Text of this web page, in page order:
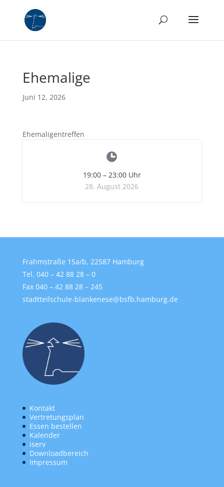
Ehemalige
Juni 12, 2026
Ehemaligentreffen
19:00– 23:00Uhr
28. August 2026
Frahmstraße 15a/b, 22587 Hamburg
Tel. 040 – 42 88 28 – 0
Fax 040 – 42 88 28 – 245
stadtteilschule-blankenese@bsfb.hamburg.de
Kontakt
Vertretungsplan
Essen bestellen
Kalender
iserv
Downloadbereich
Impressum